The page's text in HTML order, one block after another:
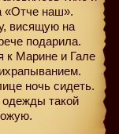
«Отче наш».
висящую на
подарила.
к Марине и Гале
ночь сидеть.
такой